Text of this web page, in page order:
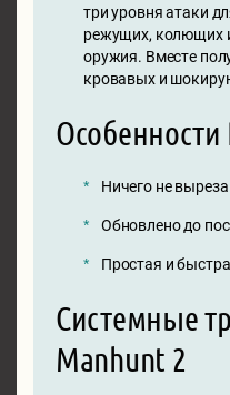
три уровня атаки
режущих, колющих
оружия. Вместе
кровавых и
Особенности
Ничего не
Обновлено до
Простая и
Системные
Manhunt 2